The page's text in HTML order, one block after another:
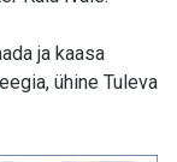
ja kaasa
ühine Tuleva